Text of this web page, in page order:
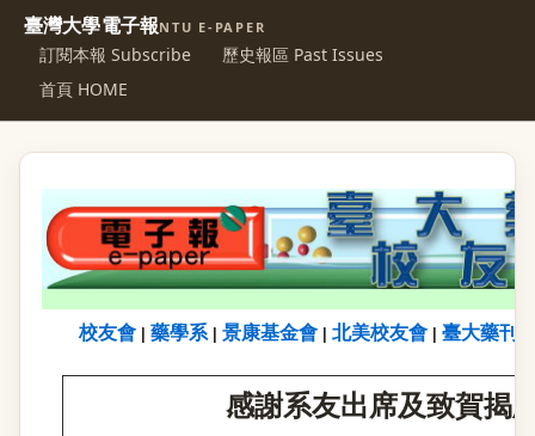
臺灣大學電子報NTU E-PAPER
訂閱本報 Subscribe
歷史報區 Past Issues
首頁 HOME
校友會 藥學系| 景康基金會 北美校友會 臺大藥刊
感謝系友出席及致賀揭